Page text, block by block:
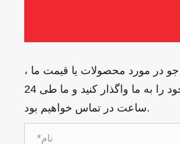
در مورد محصولات یا قیمت ما ،
لطفاً ایمیل خود را به ما واگذار کنید و ما طی 24
ساعت در تماس خواهیم بود.